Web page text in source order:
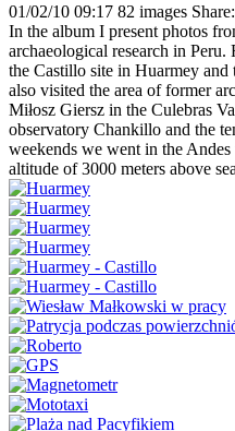
01/02/10 09:17 82 images Share:
In the album I present photos
archaeological research in
the Castillo site in Huarmey and
also visited the area of former
Miłosz Giersz in the Culebras
observatory Chankillo and the
weekends we went in the
altitude of 3000 meters above